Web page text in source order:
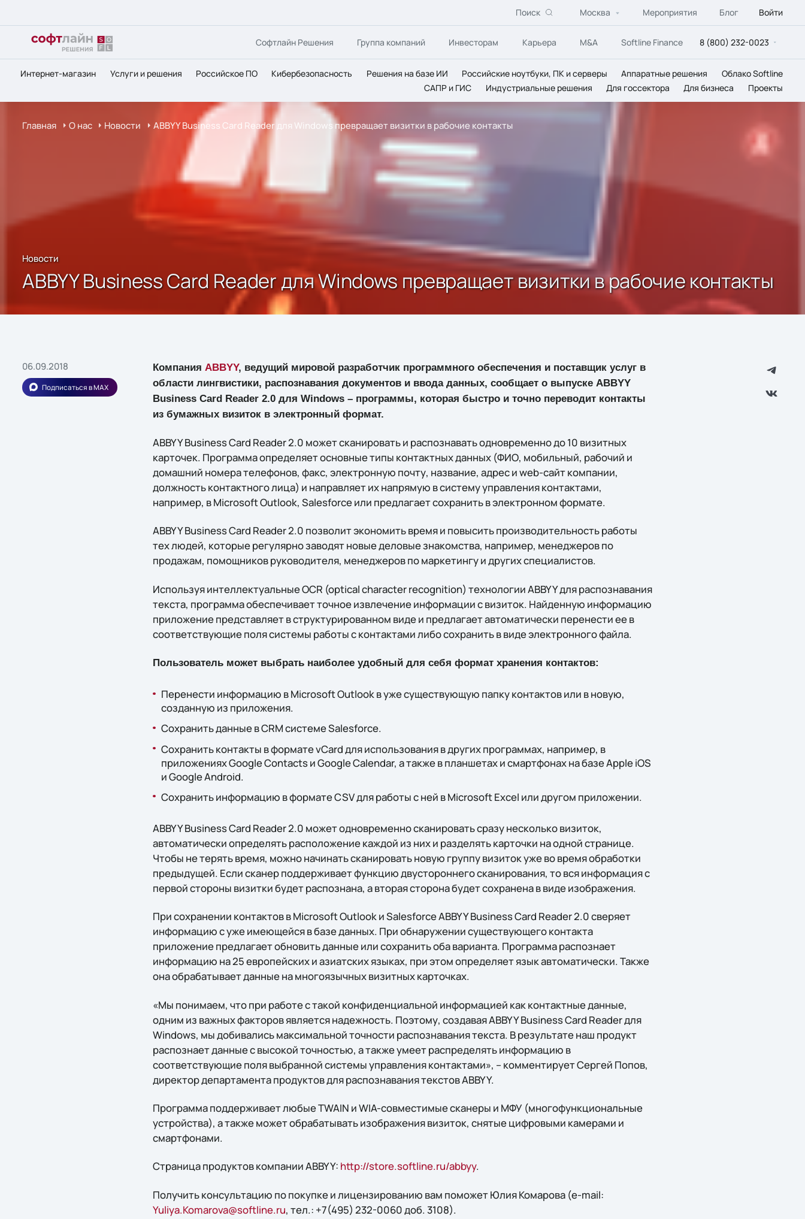
Поиск Москва Мероприятия Блог Войти
Софтлайн Решения Группа компаний Инвесторам Карьера M&A Softline Finance 8 (800) 232-0023
Интернет-магазин Услуги и решения Российское ПО Кибербезопасность Решения на базе ИИ Российские ноутбуки, ПК и серверы Аппаратные решения
Облако Softline
САПР и ГИС
Индустриальные решения Для госсектора Для бизнеса Проекты
Главная О нас Новости ABBYY Business Card Reader для Windows превращает визитки в рабочие контакты
Новости
ABBYY Business Card Reader для Windows превращает визитки в рабочие контакты
06.09.2018
Подписаться в MAX
Компания ABBYY, ведущий мировой разработчик программного обеспечения и поставщик услуг в
области лингвистики, распознавания документов и ввода данных, сообщает о выпуске ABBYY
Business Card Reader 2.0 для Windows – программы, которая быстро и точно переводит контакты
из бумажных визиток в электронный формат.
ABBYY Business Card Reader 2.0 может сканировать и распознавать одновременно до 10 визитных
карточек. Программа определяет основные типы контактных данных (ФИО, мобильный, рабочий и
домашний номера телефонов, факс, электронную почту, название, адрес и web-сайт компании,
должность контактного лица) и направляет их напрямую в систему управления контактами,
например, в Microsoft Outlook, Salesforce или предлагает сохранить в электронном формате.
ABBYY Business Card Reader 2.0 позволит экономить время и повысить производительность работы
тех людей, которые регулярно заводят новые деловые знакомства, например, менеджеров по
продажам, помощников руководителя, менеджеров по маркетингу и других специалистов.
Используя интеллектуальные OCR (optical character recognition) технологии ABBYY для распознавания
текста, программа обеспечивает точное извлечение информации с визиток. Найденную информацию
приложение представляет в структурированном виде и предлагает автоматически перенести ее в
соответствующие поля системы работы с контактами либо сохранить в виде электронного файла.
Пользователь может выбрать наиболее удобный для себя формат хранения контактов:
Перенести информацию в Microsoft Outlook в уже существующую папку контактов или в новую,
созданную из приложения.
Сохранить данные в CRM системе Salesforce.
Сохранить контакты в формате vCard для использования в других программах, например, в
приложениях Google Contacts и Google Calendar, а также в планшетах и смартфонах на базе Apple iOS
и Google Android.
Сохранить информацию в формате CSV для работы с ней в Microsoft Excel или другом приложении.
ABBYY Business Card Reader 2.0 может одновременно сканировать сразу несколько визиток,
автоматически определять расположение каждой из них и разделять карточки на одной странице.
Чтобы не терять время, можно начинать сканировать новую группу визиток уже во время обработки
предыдущей. Если сканер поддерживает функцию двустороннего сканирования, то вся информация с
первой стороны визитки будет распознана, а вторая сторона будет сохранена в виде изображения.
При сохранении контактов в Microsoft Outlook и Salesforce ABBYY Business Card Reader 2.0 сверяет
информацию с уже имеющейся в базе данных. При обнаружении существующего контакта
приложение предлагает обновить данные или сохранить оба варианта. Программа распознает
информацию на 25 европейских и азиатских языках, при этом определяет язык автоматически. Также
она обрабатывает данные на многоязычных визитных карточках.
«Мы понимаем, что при работе с такой конфиденциальной информацией как контактные данные,
одним из важных факторов является надежность. Поэтому, создавая ABBYY Business Card Reader для
Windows, мы добивались максимальной точности распознавания текста. В результате наш продукт
распознает данные с высокой точностью, а также умеет распределять информацию в
соответствующие поля выбранной системы управления контактами», – комментирует Сергей Попов,
директор департамента продуктов для распознавания текстов ABBYY.
Программа поддерживает любые TWAIN и WIA-совместимые сканеры и МФУ (многофункциональные
устройства), а также может обрабатывать изображения визиток, снятые цифровыми камерами и
смартфонами.
Страница продуктов компании ABBYY: http://store.softline.ru/abbyy.
Получить консультацию по покупке и лицензированию вам поможет Юлия Комарова (e-mail:
Yuliya.Komarova@softline.ru, тел.: +7(495) 232-0060 доб. 3108).